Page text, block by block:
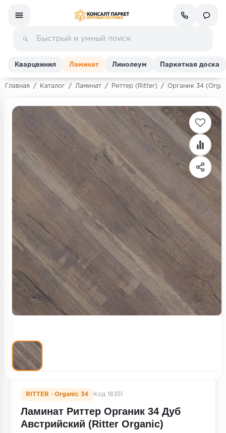
Ламинат
Линолеум
Кварц-винил (ПВХ плитка)
Инженерная доска
Паркетная доска
Террасная доска
Пробковое покрытие
Ковровая плитка
Плинтус
Строительные материалы
Кварцвинил Ламинат Линолеум Паркетная доска
Главная / Каталог / Ламинат / Риттер (Ritter) / Органик 34
RITTER · Organic 34 Код 18351
Ламинат Риттер Органик 34 Дуб
Австрийский (Ritter Organic)